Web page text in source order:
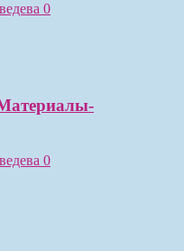
0
Материалы-
0